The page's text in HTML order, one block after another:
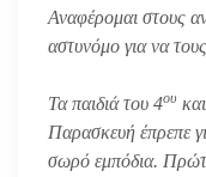
Αναφέρομαι στους
αστυνόμο για να
Τα παιδιά του 4ου
Παρασκευή έπρεπε
σωρό εμπόδια.